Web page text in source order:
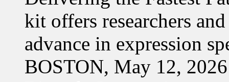
kit offers researchers
advance in expression
BOSTON, May 12,